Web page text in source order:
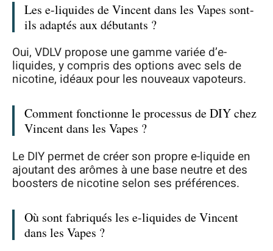
Les e-liquides de Vincent dans les Vapes sont-
ils adaptés aux débutants ?
Oui, VDLV propose une gamme variée d’e-
liquides, y compris des options avec sels de
nicotine, idéaux pour les nouveaux vapoteurs.
Comment fonctionne le processus de DIY chez
Vincent dans les Vapes ?
Le DIY permet de créer son propre e-liquide en
ajoutant des arômes à une base neutre et des
boosters de nicotine selon ses préférences.
Où sont fabriqués les e-liquides de Vincent
dans les Vapes ?